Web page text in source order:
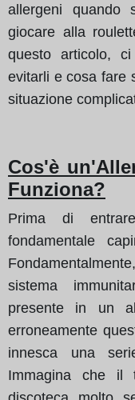
allergeni quando
giocare alla
questo articolo,
evitarli e cosa fare
situazione
Cos'è
Funziona?
Prima di
fondamentale
sistema
presente in un
erroneamente
innesca una
Immagina che il